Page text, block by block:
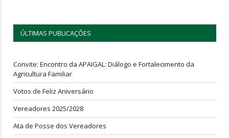
ÚLTIMAS PUBLICAÇÕES
Convite: Encontro da APAIGAL: Diálogo e Fortalecimento da
Agricultura Familiar
Votos de Feliz Aniversário
Vereadores 2025/2028
Ata de Posse dos Vereadores